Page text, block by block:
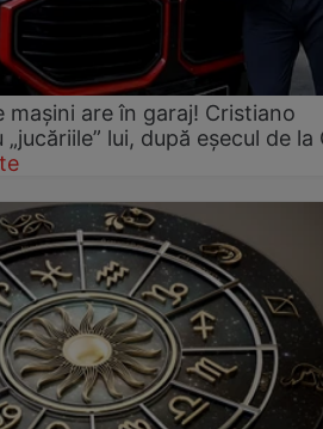
mașini are în garaj! Cristiano
lui, după eșecul de la